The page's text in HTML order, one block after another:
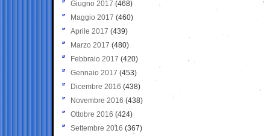
Giugno 2017 (468)
Maggio 2017 (460)
Aprile 2017 (439)
Marzo 2017 (480)
Febbraio 2017 (420)
Gennaio 2017 (453)
Dicembre 2016 (438)
Novembre 2016 (438)
Ottobre 2016 (424)
Settembre 2016 (367)